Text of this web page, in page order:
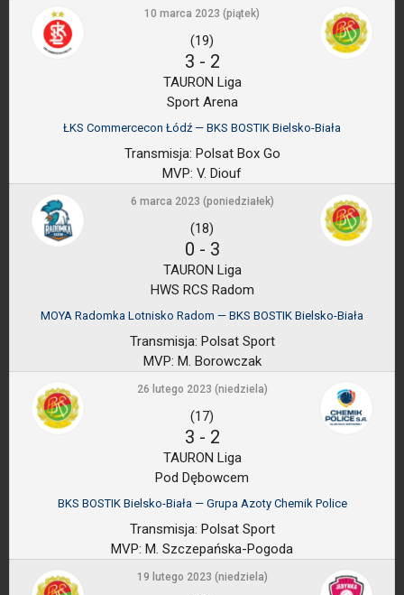
10 marca 2023 (piątek)
(19)
3 - 2
TAURON Liga
Sport Arena
ŁKS Commercecon Łódź — BKS BOSTIK Bielsko-Biała
Transmisja: Polsat Box Go
MVP: V. Diouf
6 marca 2023 (poniedziałek)
(18)
0 - 3
TAURON Liga
HWS RCS Radom
MOYA Radomka Lotnisko Radom — BKS BOSTIK Bielsko-Biała
Transmisja: Polsat Sport
MVP: M. Borowczak
26 lutego 2023 (niedziela)
(17)
3 - 2
TAURON Liga
Pod Dębowcem
BKS BOSTIK Bielsko-Biała — Grupa Azoty Chemik Police
Transmisja: Polsat Sport
MVP: M. Szczepańska-Pogoda
19 lutego 2023 (niedziela)